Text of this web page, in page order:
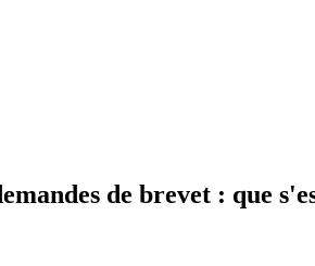
de brevet : que